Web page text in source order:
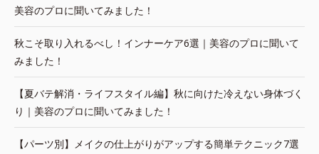
美容のプロに聞いてみました！
秋こそ取り入れるべし！インナーケア6選｜美容のプロに聞いて
みました！
【夏バテ解消・ライフスタイル編】秋に向けた冷えない身体づく
り｜美容のプロに聞いてみました！
【パーツ別】メイクの仕上がりがアップする簡単テクニック7選